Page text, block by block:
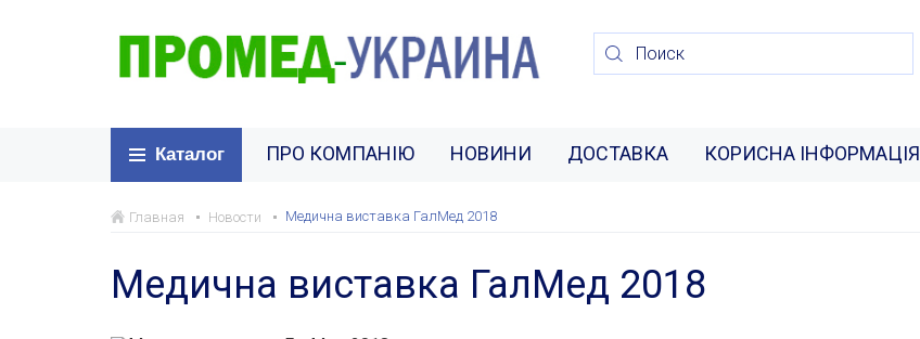
Каталог ПРО КОМПАНІЮ НОВИНИ ДОСТАВКА КОРИСНА ІНФОРМАЦІЯ
Главная Новости Медична виставка ГалМед 2018
Медична виставка ГалМед 2018